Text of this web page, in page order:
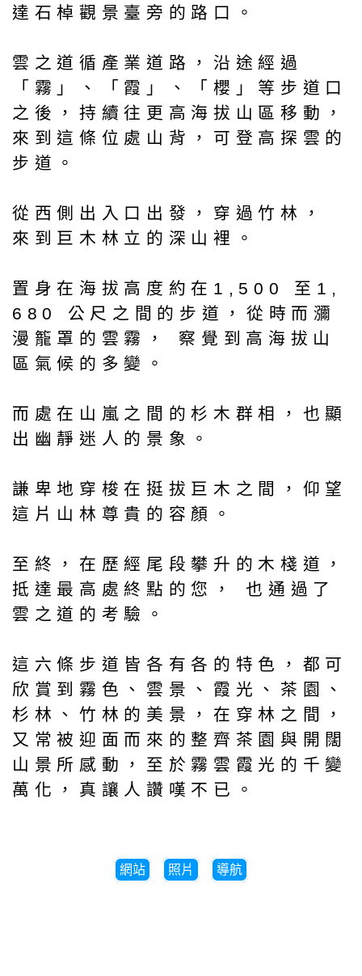
達石棹觀景臺旁的路口。
雲之道循產業道路，沿途經過
「霧」、「霞」、「櫻」等步道口
之後，持續往更高海拔山區移動，
來到這條位處山背，可登高探雲的
步道。
從西側出入口出發，穿過竹林，
來到巨木林立的深山裡。
置身在海拔高度約在1,500 至1,
680 公尺之間的步道，從時而瀰
漫籠罩的雲霧， 察覺到高海拔山
區氣候的多變。
而處在山嵐之間的杉木群相，也顯
出幽靜迷人的景象。
謙卑地穿梭在挺拔巨木之間，仰望
這片山林尊貴的容顏。
至終，在歷經尾段攀升的木棧道，
抵達最高處終點的您， 也通過了
雲之道的考驗。
這六條步道皆各有各的特色，都可
欣賞到霧色、雲景、霞光、茶園、
杉林、竹林的美景，在穿林之間，
又常被迎面而來的整齊茶園與開闊
山景所感動，至於霧雲霞光的千變
萬化，真讓人讚嘆不已。
網站 照片 導航